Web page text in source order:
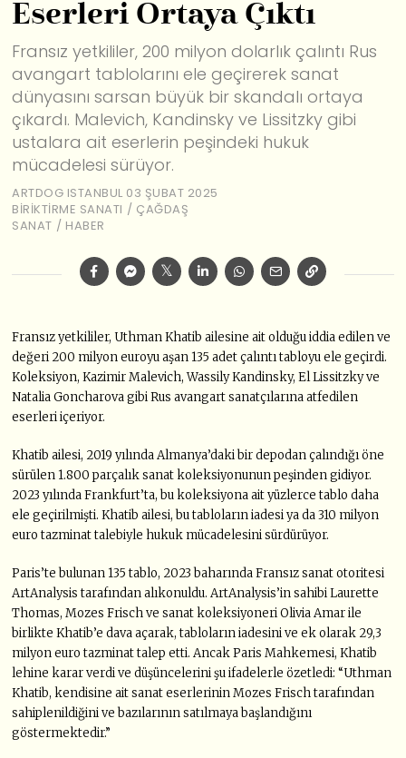
Eserleri Ortaya Çıktı
Fransız yetkililer, 200 milyon dolarlık çalıntı Rus
avangart tablolarını ele geçirerek sanat
dünyasını sarsan büyük bir skandalı ortaya
çıkardı. Malevich, Kandinsky ve Lissitzky gibi
ustalara ait eserlerin peşindeki hukuk
mücadelesi sürüyor.
ARTDOG ISTANBUL 03 ŞUBAT 2025
BIRIKTIRME SANATI / ÇAĞDAŞ
SANAT / HABER
Fransız yetkililer, Uthman Khatib ailesine ait olduğu iddia edilen ve
değeri 200 milyon euroyu aşan 135 adet çalıntı tabloyu ele geçirdi.
Koleksiyon, Kazimir Malevich, Wassily Kandinsky, El Lissitzky ve
Natalia Goncharova gibi Rus avangart sanatçılarına atfedilen
eserleri içeriyor.
Khatib ailesi, 2019 yılında Almanya’daki bir depodan çalındığı öne
sürülen 1.800 parçalık sanat koleksiyonunun peşinden gidiyor.
2023 yılında Frankfurt’ta, bu koleksiyona ait yüzlerce tablo daha
ele geçirilmişti. Khatib ailesi, bu tabloların iadesi ya da 310 milyon
euro tazminat talebiyle hukuk mücadelesini sürdürüyor.
Paris’te bulunan 135 tablo, 2023 baharında Fransız sanat otoritesi
ArtAnalysis tarafından alıkonuldu. ArtAnalysis’in sahibi Laurette
Thomas, Mozes Frisch ve sanat koleksiyoneri Olivia Amar ile
birlikte Khatib’e dava açarak, tabloların iadesini ve ek olarak 29,3
milyon euro tazminat talep etti. Ancak Paris Mahkemesi, Khatib
lehine karar verdi ve düşüncelerini şu ifadelerle özetledi: “Uthman
Khatib, kendisine ait sanat eserlerinin Mozes Frisch tarafından
sahiplenildiğini ve bazılarının satılmaya başlandığını
göstermektedir.”